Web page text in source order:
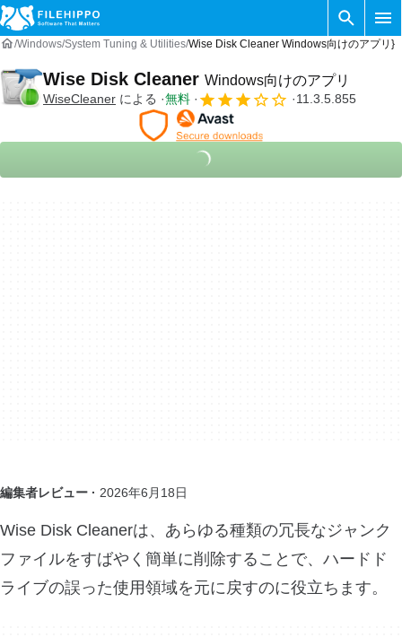
Windows System Tuning & Utilities Wise Disk Cleaner Windows向けのアプリ}
Wise Disk Cleaner Windows向けのアプリ
WiseCleaner による 無料 11.3.5.855
編集者レビュー · 2026年6月18日
Wise Disk Cleanerは、あらゆる種類の冗長なジャンク
ファイルをすばやく簡単に削除することで、ハードド
ライブの誤った使用領域を元に戻すのに役立ちます。